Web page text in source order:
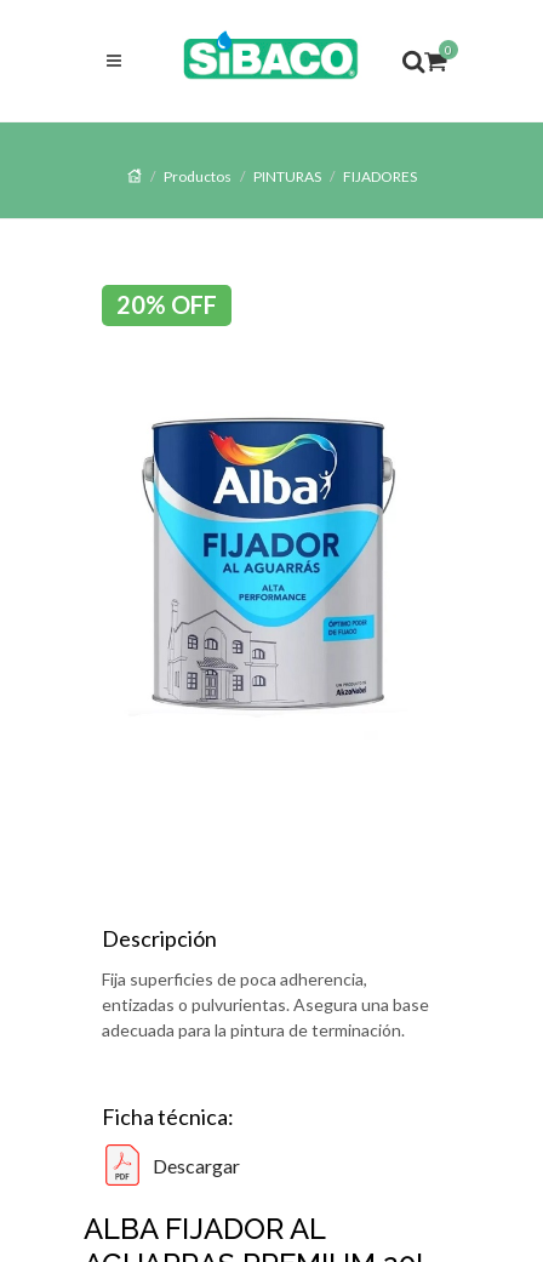
0
Productos PINTURAS FIJADORES
20% OFF
Descripción
Fija superficies de poca adherencia,
entizadas o pulvurientas. Asegura una base
adecuada para la pintura de terminación.
Ficha técnica:
Descargar
ALBA FIJADOR AL